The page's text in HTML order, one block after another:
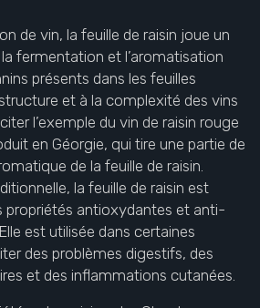
de vin, la feuille de raisin joue un
fermentation et l’aromatisation
présents dans les feuilles
et à la complexité des vins
l’exemple du vin de raisin rouge
en Géorgie, qui tire une partie de
de la feuille de raisin.
la feuille de raisin est
propriétés antioxydantes et anti-
est utilisée dans certaines
des problèmes digestifs, des
et des inflammations cutanées.